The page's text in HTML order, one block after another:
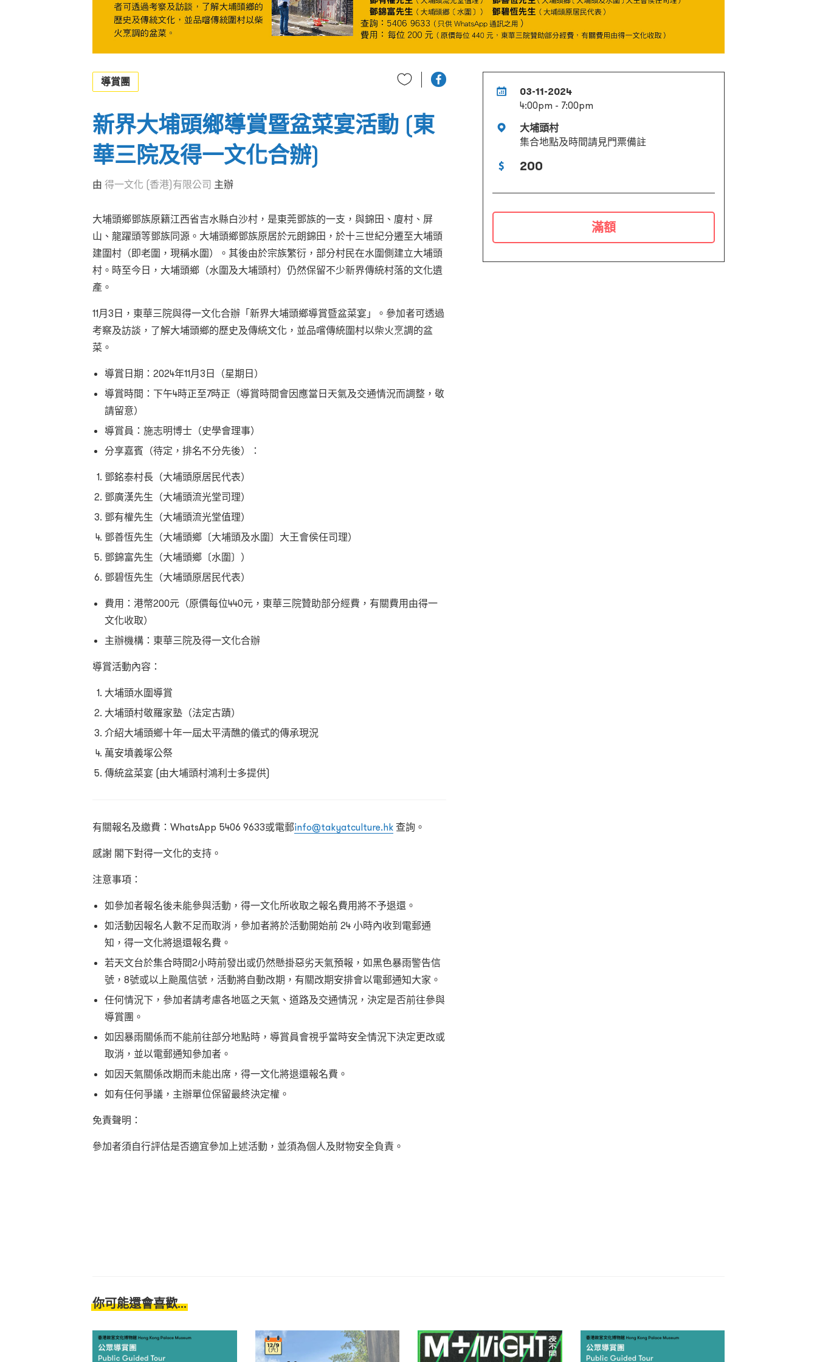
03-11-2024
4:00pm - 7:00pm
大埔頭村
集合地點及時間請見門票備註
200
滿額
導賞團
新界大埔頭鄉導賞暨盆菜宴活動 (東
華三院及得一文化合辦)
由 得一文化 (香港)有限公司 主辦
大埔頭鄉鄧族原籍江西省吉水縣白沙村，是東莞鄧族的一支，與錦田、廈村、屏
山、龍躍頭等鄧族同源。大埔頭鄉鄧族原居於元朗錦田，於十三世紀分遷至大埔頭
建圍村（即老圍，現稱水圍）。其後由於宗族繁衍，部分村民在水圍側建立大埔頭
村。時至今日，大埔頭鄉（水圍及大埔頭村）仍然保留不少新界傳統村落的文化遺
產。
11月3日，東華三院與得一文化合辦「新界大埔頭鄉導賞暨盆菜宴」。參加者可透過
考察及訪談，了解大埔頭鄉的歷史及傳統文化，並品嚐傳統圍村以柴火烹調的盆
菜。
導賞日期：2024年11月3日（星期日）
導賞時間：下午4時正至7時正（導賞時間會因應當日天氣及交通情況而調整，敬
請留意）
導賞員：施志明博士（史學會理事）
分享嘉賓（待定，排名不分先後）：
鄧銘泰村長（大埔頭原居民代表）
鄧廣漢先生（大埔頭流光堂司理）
鄧有權先生（大埔頭流光堂值理）
鄧善恆先生（大埔頭鄉〔大埔頭及水圍〕大王會侯任司理）
鄧錦富先生（大埔頭鄉〔水圍〕）
鄧碧恆先生（大埔頭原居民代表）
費用：港幣200元（原價每位440元，東華三院贊助部分經費，有關費用由得一
文化收取）
主辦機構：東華三院及得一文化合辦
導賞活動內容：
大埔頭水圍導賞
大埔頭村敬羅家塾（法定古蹟）
介紹大埔頭鄉十年一屆太平清醮的儀式的傳承現況
萬安墳義塚公祭
傳統盆菜宴 (由大埔頭村鴻利士多提供)
有關報名及繳費：WhatsApp 5406 9633或電郵info@takyatculture.hk 查詢。
感謝 閣下對得一文化的支持。
注意事項：
如參加者報名後未能參與活動，得一文化所收取之報名費用將不予退還。
如活動因報名人數不足而取消，參加者將於活動開始前 24 小時內收到電郵通
知，得一文化將退還報名費。
若天文台於集合時間2小時前發出或仍然懸掛惡劣天氣預報，如黑色暴雨警告信
號，8號或以上颱風信號，活動將自動改期，有關改期安排會以電郵通知大家。
任何情況下，參加者請考慮各地區之天氣、道路及交通情況，決定是否前往參與
導賞團。
如因暴雨關係而不能前往部分地點時，導賞員會視乎當時安全情況下決定更改或
取消，並以電郵通知參加者。
如因天氣關係改期而未能出席，得一文化將退還報名費。
如有任何爭議，主辦單位保留最終決定權。
免責聲明：
參加者須自行評估是否適宜參加上述活動，並須為個人及財物安全負責。
你可能還會喜歡...